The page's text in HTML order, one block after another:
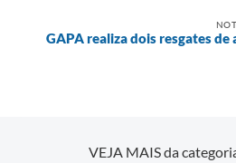
GAPA realiza dois resgates
VEJA MAIS da